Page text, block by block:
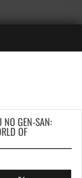
GEN-SAN:
OF